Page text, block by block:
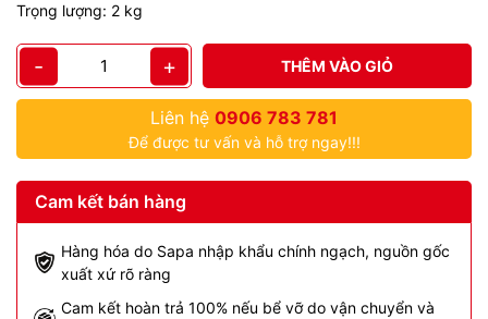
Trọng lượng: 2 kg
- + THÊM VÀO GIỎ
Liên hệ 0906 783 781
Để được tư vấn và hỗ trợ ngay!!!
Cam kết bán hàng
Hàng hóa do Sapa nhập khẩu chính ngạch, nguồn gốc
xuất xứ rõ ràng
Cam kết hoàn trả 100% nếu bể vỡ do vận chuyển và